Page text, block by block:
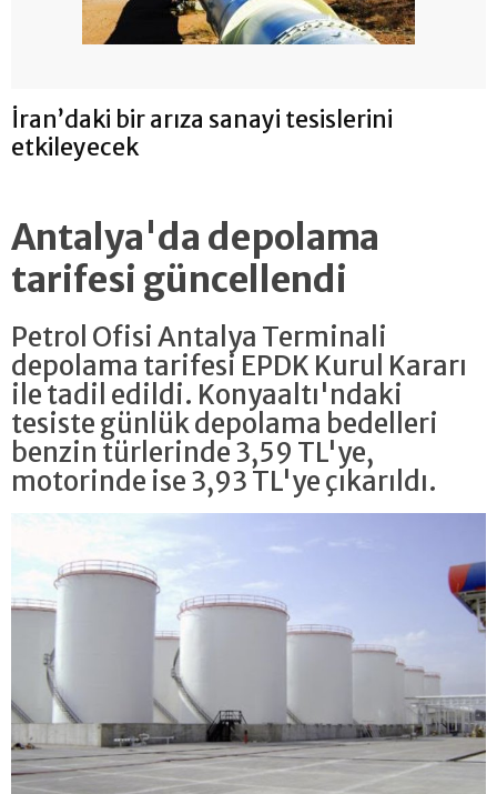
İran’daki bir arıza sanayi tesislerini
etkileyecek
Antalya'da depolama
tarifesi güncellendi
Petrol Ofisi Antalya Terminali
depolama tarifesi EPDK Kurul Kararı
ile tadil edildi. Konyaaltı'ndaki
tesiste günlük depolama bedelleri
benzin türlerinde 3,59 TL'ye,
motorinde ise 3,93 TL'ye çıkarıldı.